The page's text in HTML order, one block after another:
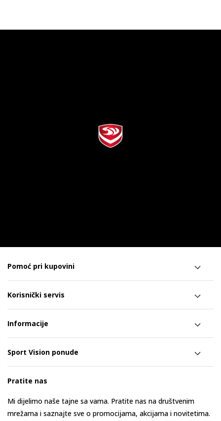
Pomoć pri kupovini
Korisnički servis
Informacije
Sport Vision ponude
Pratite nas
Mi dijelimo naše tajne sa vama. Pratite nas na društvenim
mrežama i saznajte sve o promocijama, akcijama i novitetima.